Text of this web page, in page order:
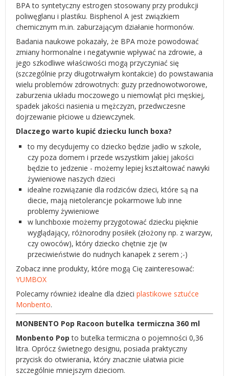
BPA to syntetyczny estrogen stosowany przy produkcji
poliwęglanu i plastiku. Bisphenol A jest związkiem
chemicznym m.in. zaburzającym działanie hormonów.
Badania naukowe pokazały, że BPA może powodować
zmiany hormonalne i negatywnie wpływać na zdrowie, a
jego szkodliwe właściwości mogą przyczyniać się
(szczególnie przy długotrwałym kontakcie) do powstawania
wielu problemów zdrowotnych: guzy przednowotworowe,
zaburzenia układu moczowego u niemowląt płci męskiej,
spadek jakości nasienia u mężczyzn, przedwczesne
dojrzewanie płciowe u dziewczynek.
Dlaczego warto kupić dziecku lunch boxa?
to my decydujemy co dziecko będzie jadło w szkole,
czy poza domem i przede wszystkim jakiej jakości
będzie to jedzenie - możemy lepiej kształtować nawyki
żywieniowe naszych dzieci
idealne rozwiązanie dla rodziców dzieci, które są na
diecie, mają nietolerancje pokarmowe lub inne
problemy żywieniowe
w lunchboxie możemy przygotować dziecku pięknie
wyglądający, różnorodny posiłek (złożony np. z warzyw,
czy owoców), który dziecko chętnie zje (w
przeciwieństwie do nudnych kanapek z serem ;-)
Zobacz inne produkty, które mogą Cię zainteresować:
YUMBOX
Polecamy również idealne dla dzieci plastikowe sztućce
Monbento.
MONBENTO Pop Racoon butelka termiczna 360 ml
Monbento Pop to butelka termiczna o pojemności 0,36
litra. Oprócz świetnego designu, posiada praktyczny
przycisk do otwierania, który znacznie ułatwia picie
szczególnie mniejszym dzieciom.